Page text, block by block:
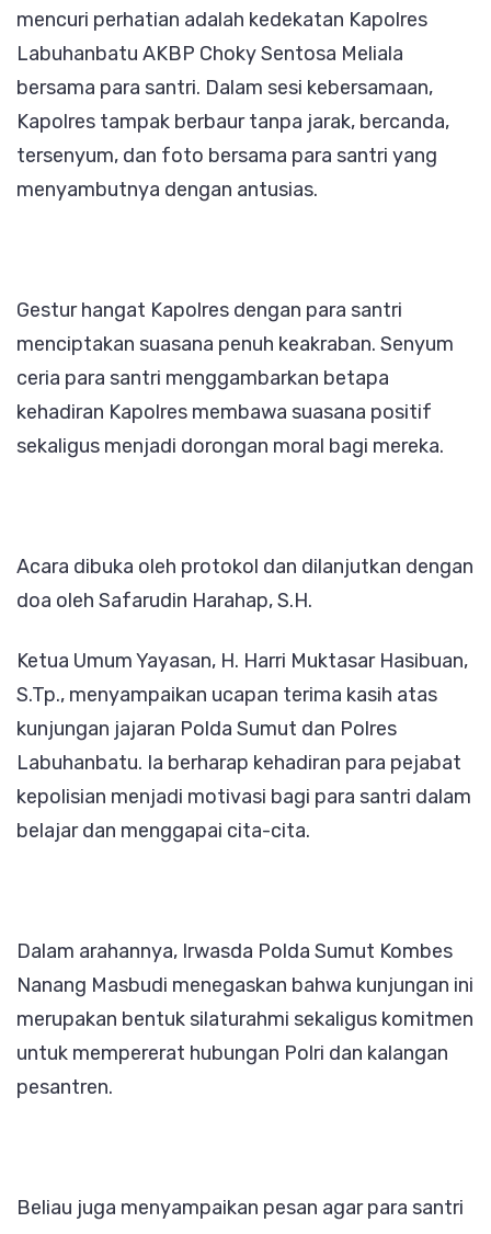
mencuri perhatian adalah kedekatan Kapolres
Labuhanbatu AKBP Choky Sentosa Meliala
bersama para santri. Dalam sesi kebersamaan,
Kapolres tampak berbaur tanpa jarak, bercanda,
tersenyum, dan foto bersama para santri yang
menyambutnya dengan antusias.
Gestur hangat Kapolres dengan para santri
menciptakan suasana penuh keakraban. Senyum
ceria para santri menggambarkan betapa
kehadiran Kapolres membawa suasana positif
sekaligus menjadi dorongan moral bagi mereka.
Acara dibuka oleh protokol dan dilanjutkan dengan
doa oleh Safarudin Harahap, S.H.
Ketua Umum Yayasan, H. Harri Muktasar Hasibuan,
S.Tp., menyampaikan ucapan terima kasih atas
kunjungan jajaran Polda Sumut dan Polres
Labuhanbatu. Ia berharap kehadiran para pejabat
kepolisian menjadi motivasi bagi para santri dalam
belajar dan menggapai cita-cita.
Dalam arahannya, Irwasda Polda Sumut Kombes
Nanang Masbudi menegaskan bahwa kunjungan ini
merupakan bentuk silaturahmi sekaligus komitmen
untuk mempererat hubungan Polri dan kalangan
pesantren.
Beliau juga menyampaikan pesan agar para santri